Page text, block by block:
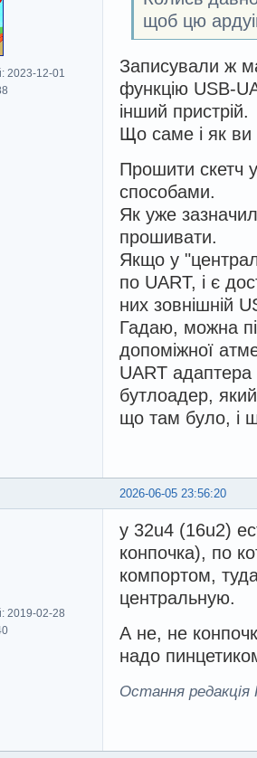
2023-12-01
щоб цю
Записували ж
функцію USB-
інший пристрій.
Що саме і як ви
Прошити скетч
способами.
Як уже
прошивати.
Якщо у
по UART, і є
них зовнішній
Гадаю, можна
допоміжної
UART
бутлоадер,
що там було, і
2026-06-05 23:56:20
2019-02-28
у 32u4 (16u2)
конпочка), по
компортом,
центральную.
А не, не
надо
Остання редакція